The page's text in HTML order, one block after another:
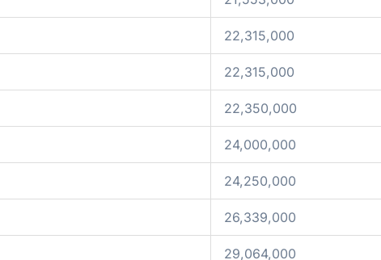
22,315,000
22,315,000
22,350,000
24,000,000
24,250,000
26,339,000
29,064,000